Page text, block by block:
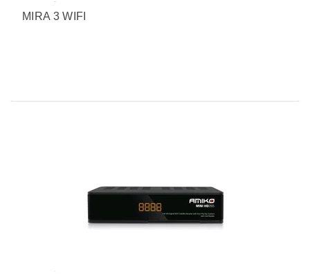
MIRA 3 WIFI